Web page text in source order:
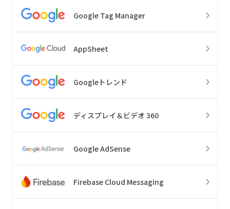
Google Tag Manager
AppSheet
Googleトレンド
ディスプレイ＆ビデオ 360
Google AdSense
Firebase Cloud Messaging